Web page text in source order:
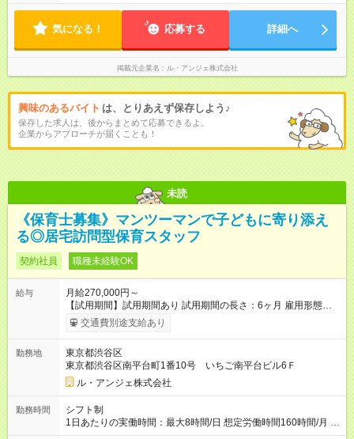
気になる！ 応募する 詳細へ
掲載元企業名 ル・アンジェ株式会社
興味のあるバイト は、とりあえず保存しよう♪
保存した求人は、後からまとめて応募できるよ。
企業からアプローチが届くことも！
未読
《保育士募集》マンツーマンで子どもに寄り添え
る◎居宅訪問型保育スタッフ
契約社員 職種未経験OK
給与
月給270,000円～
【試用期間】試用期間あり 試用期間の長さ：6ヶ月 雇用形態、
給与は本採用時と同じです。 【雇用形態について】 まずは半年
間、契約社員としてスタートし、 お仕事や環境に少しずつ慣れ
は、 契約社員としての継続も可能です（更新上限なし）
交通費別途支給あり
勤務地
東京都渋谷区
東京都渋谷区南平台町1番10号 いちご南平台ビル6Ｆ
ル・アンジェ株式会社
勤務時間
シフト制
1日あたりの実働時間：最大8時間/日 想定労働時間160時間/月 シ
フト例 ・8時00分～17時00分 ・9時00分～18時00分